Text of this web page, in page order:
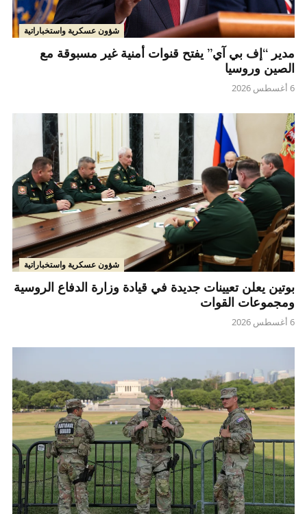
شؤون عسكرية واستخباراتية
مدير “إف بي آي” يفتح قنوات أمنية غير مسبوقة مع
الصين وروسيا
6 أغسطس 2026
شؤون عسكرية واستخباراتية
بوتين يعلن تعيينات جديدة في قيادة وزارة الدفاع الروسية
ومجموعات القوات
6 أغسطس 2026